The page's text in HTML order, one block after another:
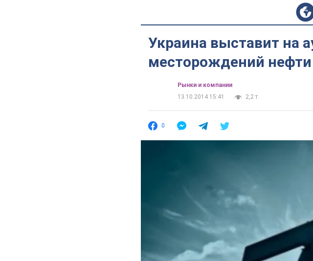
Украина выставит на
месторождений нефти
Рынки и компании
13.10.2014 15:41
2,2 т.
0